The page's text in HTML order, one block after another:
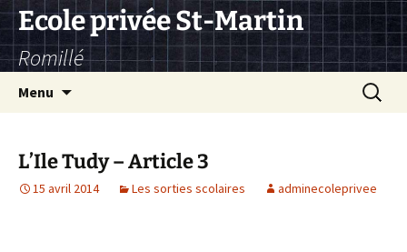
Aller
au
contenu
Ecole privée St-Martin
Romillé
Menu
L’Ile Tudy – Article 3
15 avril 2014 Les sorties scolaires adminecoleprivee